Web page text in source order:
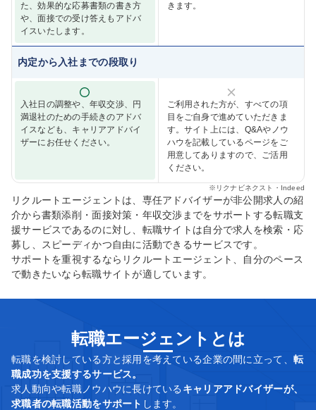
た、効果的な応募書類の書き方
や、面接での受け答えもアドバ
イスいたします。
きます。
内定から入社までの段取り
入社日の調整や、年収交渉、円
満退社のための手続きのアドバ
イスなども、キャリアアドバイ
ザーにお任せください。
ご利用された方が、すべての項
目をご自身で進めていただきま
す。サイト上には、Q&Aやノウ
ハウを記載しているページをご
用意してありますので、ご活用
ください。
※ リクナビネクスト・Indeed
リクルートエージェントは、専任アドバイザーが非公開求人の紹
介から書類添削・面接対策・年収交渉までをサポートする転職支
援サービスであるのに対し、転職サイトは自分で求人を検索・応
募し、スピーディかつ自由に活動できるサービスです。
サポートを重視するならリクルートエージェント、自分のペース
で動きたいなら転職サイトが適しています。
転職エージェントとは
転職を検討している方と採用を考えている企業の間に立って、 転
職成功を支援するサービス。
求人動向や転職ノウハウに長けている キャリアアドバイザーが、
求職者の転職活動をサポート します。